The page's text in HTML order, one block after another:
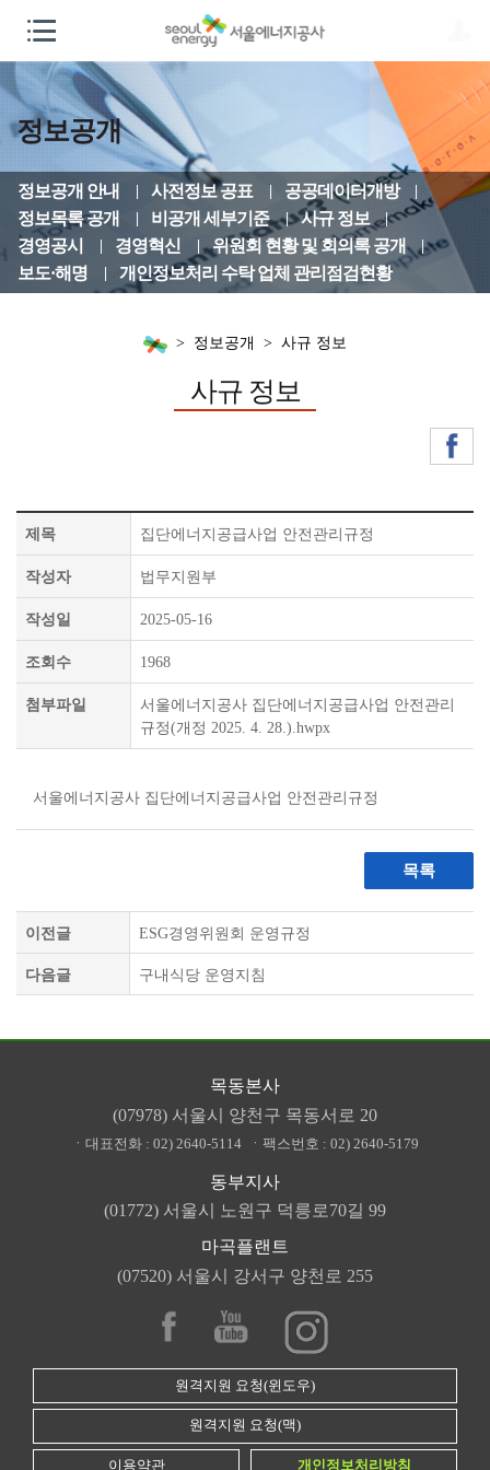
정보공개
정보공개 안내 사전정보 공표
공공데이터개방
정보목록 공개
비공개 세부기준
사규 정보
경영공시
경영혁신
위원회 현황 및 회의록 공개
보도·해명
개인정보처리 수탁 업체 관리점검현황
정보공개 사규 정보
사규 정보
제목 집단에너지공급사업 안전관리규정
작성자 법무지원부
작성일 2025-05-16
조회수 1968
첨부파일
서울에너지공사 집단에너지공급사업 안전관리
규정(개정 2025. 4. 28.).hwpx
서울에너지공사 집단에너지공급사업 안전관리규정
목록
이전글 ESG경영위원회 운영규정
다음글 구내식당 운영지침
목동본사
(07978) 서울시 양천구 목동서로 20
ㆍ대표전화 : 02) 2640-5114 ㆍ팩스번호 : 02) 2640-5179
동부지사
(01772) 서울시 노원구 덕릉로70길 99
마곡플랜트
(07520) 서울시 강서구 양천로 255
원격지원 요청(윈도우)
원격지원 요청(맥)
이용약관 개인정보처리방침